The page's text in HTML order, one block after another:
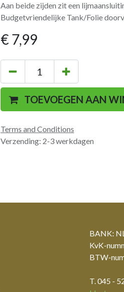
Aan beide zijden zit een
Budgetvriendelijke Tank/Folie
€ 7,99
TOEVOEGEN AAN
Terms and Conditions
Verzending: 2-3 werkdagen
BANK:
KvK-
BTW-
T. 045 -